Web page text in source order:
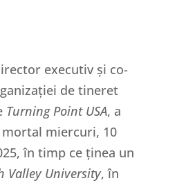
executiv și co-
de tineret
Turning Point USA, a
miercuri, 10
în timp ce ținea un
Valley University, în